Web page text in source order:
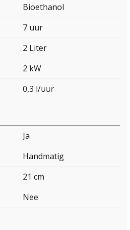
Bioethanol
7 uur
2 Liter
2 kW
0,3 l/uur
Ja
Handmatig
21 cm
Nee